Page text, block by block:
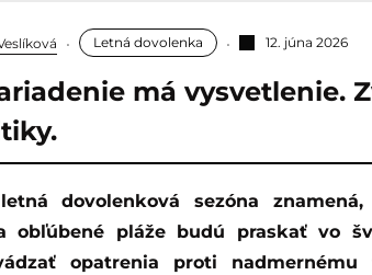
Letná dovolenka 12. júna 2026
má vysvetlenie.
obľúbené pláže budú praskať vo
opatrenia proti